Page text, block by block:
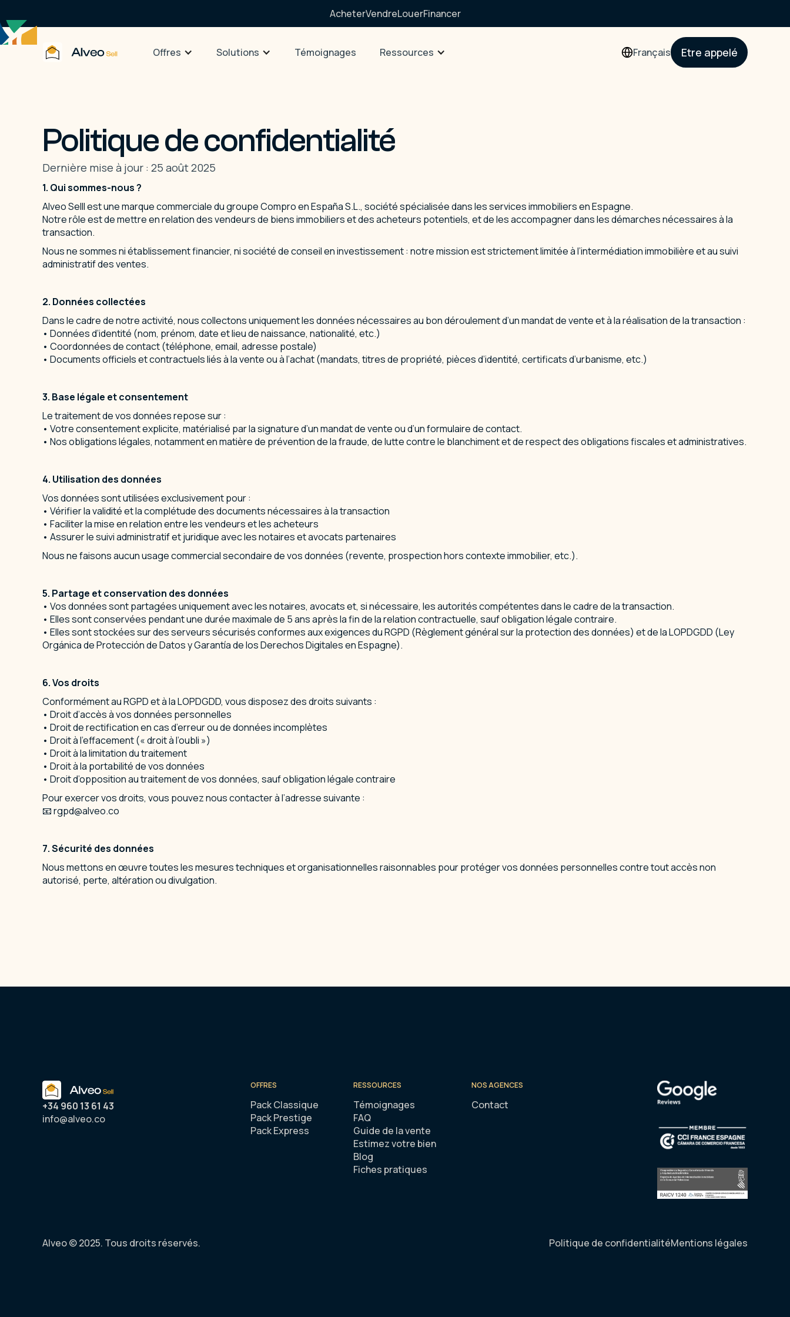
AcheterVendreLouerFinancer
Offres Solutions Témoignages Ressources Français Etre appelé
Politique de confidentialité
Dernière mise à jour : 25 août 2025
1.⁠ ⁠Qui sommes-nous ?
Alveo Selll est une marque commerciale du groupe Compro en España S.L., société spécialisée dans les services immobiliers en Espagne.
Notre rôle est de mettre en relation des vendeurs de biens immobiliers et des acheteurs potentiels, et de les accompagner dans les démarches nécessaires à la
transaction.
Nous ne sommes ni établissement financier, ni société de conseil en investissement : notre mission est strictement limitée à l’intermédiation immobilière et au suivi
administratif des ventes.
2.⁠ ⁠Données collectées
Dans le cadre de notre activité, nous collectons uniquement les données nécessaires au bon déroulement d’un mandat de vente et à la réalisation de la transaction :
• Données d’identité (nom, prénom, date et lieu de naissance, nationalité, etc.)
• Coordonnées de contact (téléphone, email, adresse postale)
• Documents officiels et contractuels liés à la vente ou à l’achat (mandats, titres de propriété, pièces d’identité, certificats d’urbanisme, etc.)
3.⁠ ⁠Base légale et consentement
Le traitement de vos données repose sur :
• Votre consentement explicite, matérialisé par la signature d’un mandat de vente ou d’un formulaire de contact.
• Nos obligations légales, notamment en matière de prévention de la fraude, de lutte contre le blanchiment et de respect des obligations fiscales et administratives.
4.⁠ ⁠Utilisation des données
Vos données sont utilisées exclusivement pour :
• Vérifier la validité et la complétude des documents nécessaires à la transaction
• Faciliter la mise en relation entre les vendeurs et les acheteurs
• Assurer le suivi administratif et juridique avec les notaires et avocats partenaires
Nous ne faisons aucun usage commercial secondaire de vos données (revente, prospection hors contexte immobilier, etc.).
5.⁠ ⁠Partage et conservation des données
• Vos données sont partagées uniquement avec les notaires, avocats et, si nécessaire, les autorités compétentes dans le cadre de la transaction.
• Elles sont conservées pendant une durée maximale de 5 ans après la fin de la relation contractuelle, sauf obligation légale contraire.
• Elles sont stockées sur des serveurs sécurisés conformes aux exigences du RGPD (Règlement général sur la protection des données) et de la LOPDGDD (Ley
Orgánica de Protección de Datos y Garantía de los Derechos Digitales en Espagne).
6.⁠ ⁠Vos droits
Conformément au RGPD et à la LOPDGDD, vous disposez des droits suivants :
• Droit d’accès à vos données personnelles
• Droit de rectification en cas d’erreur ou de données incomplètes
• Droit à l’effacement (« droit à l’oubli »)
• Droit à la limitation du traitement
• Droit à la portabilité de vos données
• Droit d’opposition au traitement de vos données, sauf obligation légale contraire
Pour exercer vos droits, vous pouvez nous contacter à l’adresse suivante :
📧 rgpd@alveo.co
7.⁠ ⁠Sécurité des données
Nous mettons en œuvre toutes les mesures techniques et organisationnelles raisonnables pour protéger vos données personnelles contre tout accès non
autorisé, perte, altération ou divulgation.
+34 960 13 61 43
info@alveo.co
OFFRES
Pack Classique
Pack Prestige
Pack Express
RESSOURCES
Témoignages
FAQ
Guide de la vente
Estimez votre bien
Blog
Fiches pratiques
NOS AGENCES
Contact
Alveo © 2025. Tous droits réservés. Politique de confidentialitéMentions légales